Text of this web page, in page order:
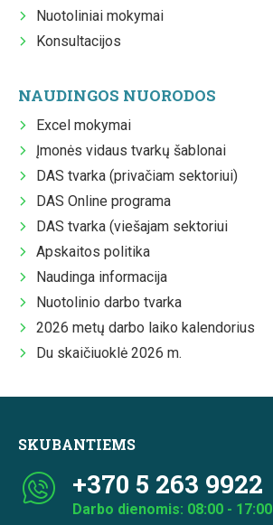
Nuotoliniai mokymai
Konsultacijos
NAUDINGOS NUORODOS
Excel mokymai
Įmonės vidaus tvarkų šablonai
DAS tvarka (privačiam sektoriui)
DAS Online programa
DAS tvarka (viešajam sektoriui
Apskaitos politika
Naudinga informacija
Nuotolinio darbo tvarka
2026 metų darbo laiko kalendorius
Du skaičiuoklė 2026 m.
SKUBANTIEMS
+370 5 263 9922
Darbo dienomis: 08:00 - 17:00